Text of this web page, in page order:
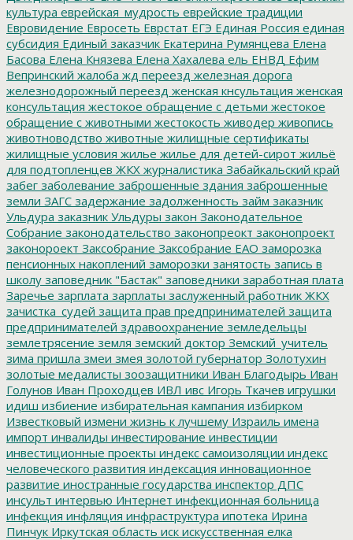
культура еврейская_мудрость еврейские традиции
Евровидение Евросеть Еврстат ЕГЭ Единая Россия единая
субсидия Единый заказчик Екатерина Румянцева Елена
Басова Елена Князева Елена Хахалева ель ЕНВД Ефим
Вепринский жалоба жд переезд железная дорога
железнодорожный переезд женская кнсультация женская
консультация жестокое обращение с детьми жестокое
обращение с животными жестокость живодер живопись
животноводство животные жилищные сертификаты
жилищные условия жилье жилье для детей-сирот жильё
для подтопленцев ЖКХ журналистика Забайкальский край
забег заболевание заброшенные здания заброшенные
земли ЗАГС задержание задолженность займ заказник
Ульдура заказник Ульдуры закон Законодательное
Собрание законодательство законопреокт законопроект
законороект Заксобрание Заксобрание ЕАО заморозка
пенсионных накоплений заморозки занятость запись в
школу заповедник "Бастак" заповедники заработная плата
Заречье зарплата зарплаты заслуженный работник ЖКХ
зачистка_судей защита прав предпринимателей защита
предпринимателей здравоохранение земледельцы
землетрясение земля земский доктор Земский_учитель
зима пришла змеи змея золотой губернатор Золотухин
золотые медалисты зоозащитники Иван Благодырь Иван
Голунов Иван Проходцев ИВЛ ивс Игорь Ткачев игрушки
идиш избиение избирательная кампания избирком
Известковый измени жизнь к лучшему Израиль имена
импорт инвалиды инвестирование инвестиции
инвестиционные проекты индекс самоизоляции индекс
человеческого развития индексация инновационное
развитие иностранные государства инспектор ДПС
инсульт интервью Интернет инфекционная больница
инфекция инфляция инфраструктура ипотека Ирина
Пинчук Иркутская область иск искусственная елка